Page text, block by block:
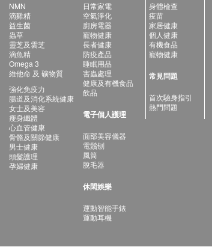
NMN
滴雞精
益生菌
蟲草
靈芝及雲芝
滴魚精
Omega 3
維他命 及 礦物質
強化免疫力
腸道及消化系統健康
女士及美容
瘦身纖體
心血管健康
骨骼及關節健康
男士健康
頭髮護理
孕婦健康
日常家電
空氣淨化
廚房電器
寵物健康
長者健康
防疫產品
睡眠用品
害蟲處理
健康及有機食品
飲品
電子個人護理
面部美容儀器
電鬚刨
風筒
脫毛器
休閑娛樂
運動智能手錶
運動耳機
身體檢查
疫苗
家居健康
個人健康
有機食品
寵物健康
常見問題
首次驗身指引
熱門問題